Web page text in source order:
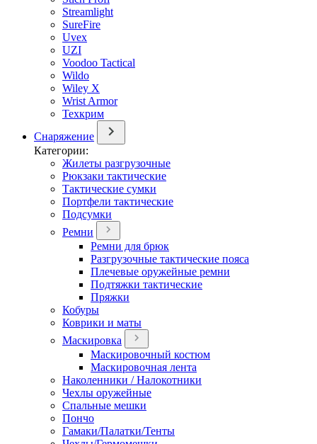
Streamlight
SureFire
Uvex
UZI
Voodoo Tactical
Wildo
Wiley X
Wrist Armor
Техкрим
Снаряжение
Категории:
Жилеты разгрузочные
Рюкзаки тактические
Тактические сумки
Портфели тактические
Подсумки
Ремни
Ремни для брюк
Разгрузочные тактические пояса
Плечевые оружейные ремни
Подтяжки тактические
Пряжки
Кобуры
Коврики и маты
Маскировка
Маскировочный костюм
Маскировочная лента
Наколенники / Налокотники
Чехлы оружейные
Спальные мешки
Пончо
Гамаки/Палатки/Тенты